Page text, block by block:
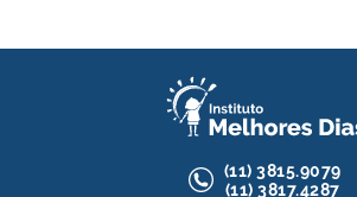
(11) 3815.9079
(11) 3817.4287